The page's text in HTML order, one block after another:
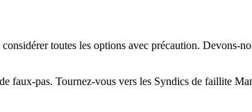
toutes les options avec précaution. Devons-
faux-pas. Tournez-vous vers les Syndics de faillite